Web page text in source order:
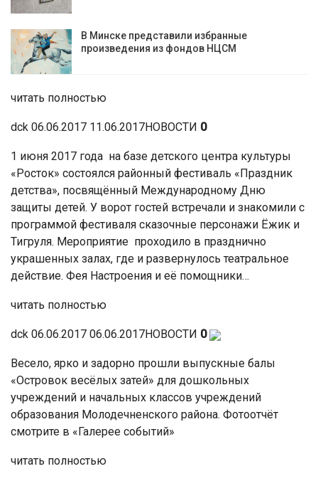
В Минске представили избранные
произведения из фондов НЦСМ
читать полностью
dck 06.06.2017 11.06.2017НОВОСТИ 0
1 июня 2017 года на базе детского центра культуры
«Росток» состоялся районный фестиваль «Праздник
детства», посвящённый Международному Дню
защиты детей. У ворот гостей встречали и знакомили с
программой фестиваля сказочные персонажи Ёжик и
Тигруля. Мероприятие проходило в празднично
украшенных залах, где и развернулось театральное
действие. Фея Настроения и её помощники…
читать полностью
dck 06.06.2017 06.06.2017НОВОСТИ 0
Весело, ярко и задорно прошли выпускные балы
«Островок весёлых затей» для дошкольных
учреждений и начальных классов учреждений
образования Молодечненского района. Фотоотчёт
смотрите в «Галерее событий»
читать полностью